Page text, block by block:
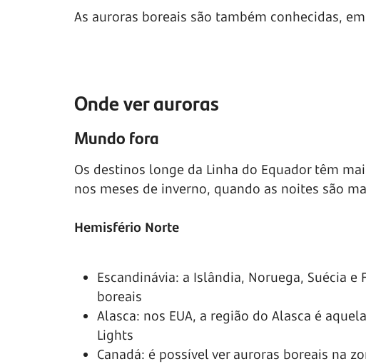
As auroras boreais são também conhecidas,
Onde ver auroras
Mundo fora
Os destinos longe da Linha do Equador têm
nos meses de inverno, quando as noites são
Hemisfério Norte
Escandinávia: a Islândia, Noruega, Suécia
boreais
Alasca: nos EUA, a região do Alasca é
Lights
Canadá: é possível ver auroras boreais na